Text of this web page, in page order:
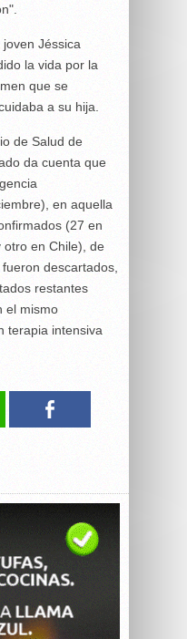
Jéssica
la vida por la
que se
a su hija.
de Salud de
da cuenta que
en aquella
(27 en
otro en Chile), de
descartados,
restantes
el mismo
terapia intensiva